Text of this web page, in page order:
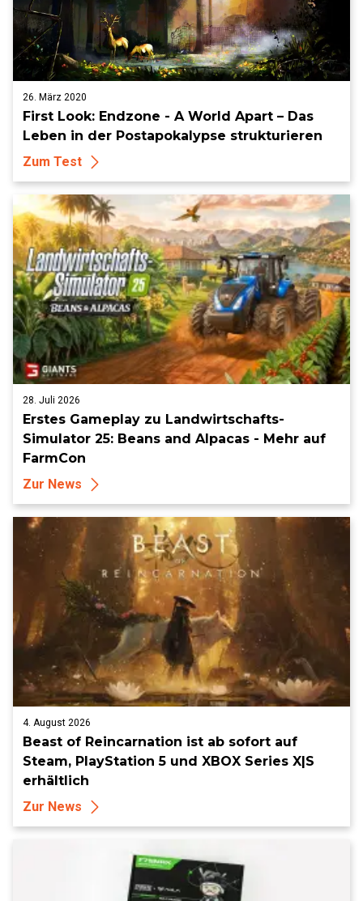
26. März 2020
First Look: Endzone - A World Apart – Das
Leben in der Postapokalypse strukturieren
Zum Test
28. Juli 2026
Erstes Gameplay zu Landwirtschafts-
Simulator 25: Beans and Alpacas - Mehr auf
FarmCon
Zur News
4. August 2026
Beast of Reincarnation ist ab sofort auf
Steam, PlayStation 5 und XBOX Series X|S
erhältlich
Zur News